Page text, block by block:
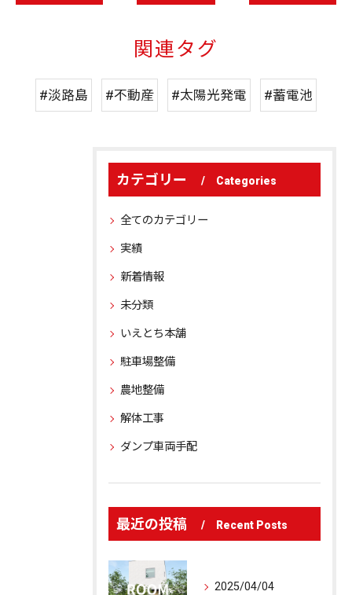
関連タグ
#淡路島 #不動産 #太陽光発電 #蓄電池
カテゴリー Categories
全てのカテゴリー
実績
新着情報
未分類
いえとち本舗
駐車場整備
農地整備
解体工事
ダンプ車両手配
最近の投稿 Recent Posts
2025/04/04